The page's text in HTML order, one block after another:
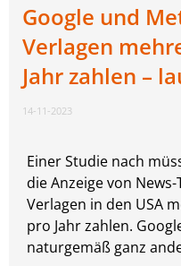
Google und
Verlagen
Jahr zahlen –
14-11-2023
Einer Studie nach
die Anzeige von
Verlagen in den USA
pro Jahr zahlen.
naturgemäß ganz